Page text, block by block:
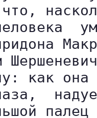
как